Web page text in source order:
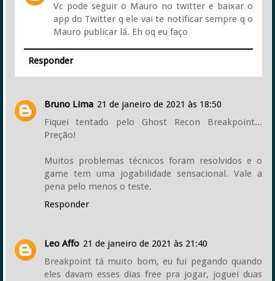
Vc pode seguir o Mauro no twitter e baixar o
app do Twitter q ele vai te notificar sempre q o
Mauro publicar lá. Eh oq eu faço
Responder
Bruno Lima 21 de janeiro de 2021 às 18:50
Fiquei tentado pelo Ghost Recon Breakpoint...
Preção!
Muitos problemas técnicos foram resolvidos e o
game tem uma jogabilidade sensacional. Vale a
pena pelo menos o teste.
Responder
Leo Affo 21 de janeiro de 2021 às 21:40
Breakpoint tá muito bom, eu fui pegando quando
eles davam esses dias free pra jogar, joguei duas